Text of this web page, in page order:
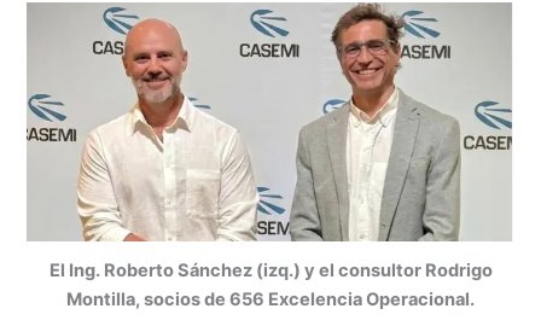
El Ing. Roberto Sánchez (izq.) y el consultor Rodrigo
Montilla, socios de 656 Excelencia Operacional.